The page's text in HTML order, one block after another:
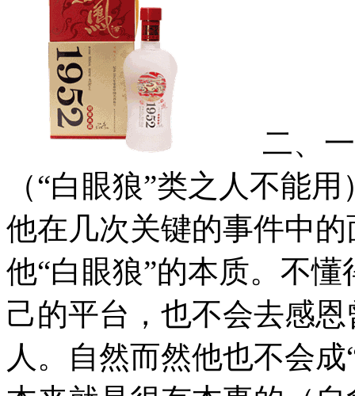
二、一
（“白眼狼”类之人不能
他在几次关键的事件中
他“白眼狼”的本质。不
己的平台，也不会去感
人。自然而然他也不会